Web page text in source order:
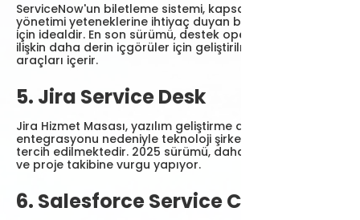
ServiceNow'un biletleme sistemi, kapsamlı BT hizmet
yönetimi yeteneklerine ihtiyaç duyan büyük işletmeler
için idealdir. En son sürümü, destek operasyonlarına
ilişkin daha derin içgörüler için geliştirilmiş analiz
araçları içerir.
5. Jira Service Desk
Jira Hizmet Masası, yazılım geliştirme araçlarıyla
entegrasyonu nedeniyle teknoloji şirketleri tarafından
tercih edilmektedir. 2025 sürümü, daha iyi çevik destek
ve proje takibine vurgu yapıyor.
6. Salesforce Service Cloud